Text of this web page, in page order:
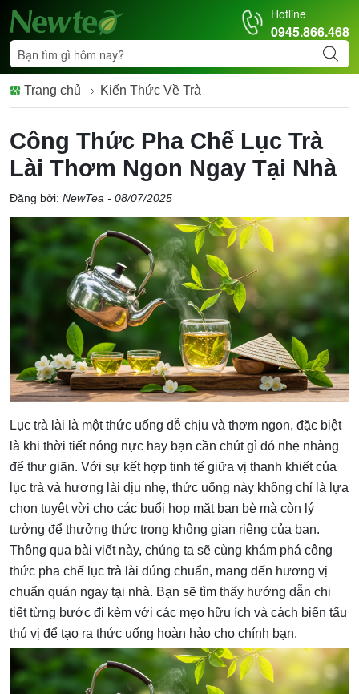
Hotline
0945.866.468
Trang chủ Kiến Thức Về Trà
Công Thức Pha Chế Lục Trà
Lài Thơm Ngon Ngay Tại Nhà
Đăng bởi: NewTea - 08/07/2025
Lục trà lài là một thức uống dễ chịu và thơm ngon, đặc biệt
là khi thời tiết nóng nực hay bạn cần chút gì đó nhẹ nhàng
để thư giãn. Với sự kết hợp tinh tế giữa vị thanh khiết của
lục trà và hương lài dịu nhẹ, thức uống này không chỉ là lựa
chọn tuyệt vời cho các buổi họp mặt bạn bè mà còn lý
tưởng để thưởng thức trong không gian riêng của bạn.
Thông qua bài viết này, chúng ta sẽ cùng khám phá công
thức pha chế lục trà lài đúng chuẩn, mang đến hương vị
chuẩn quán ngay tại nhà. Bạn sẽ tìm thấy hướng dẫn chi
tiết từng bước đi kèm với các mẹo hữu ích và cách biến tấu
thú vị để tạo ra thức uống hoàn hảo cho chính bạn.